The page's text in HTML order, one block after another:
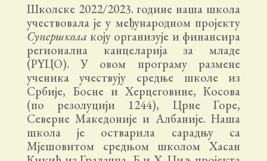
Школске 2022/2023. године наша школа
учествовала је у међународном пројекту
Супершкола коју организује и финансира
регионална канцеларија за младе
(РYЦО). У овом програму размене
ученика учествују средње школе из
Србије, Босне и Херцеговине, Косова
(по резолуцији 1244), Црне Горе,
Северне Македоније и Албаније. Наша
школа је остварила сарадњу са
Мјешовитом средњом школом Хасан